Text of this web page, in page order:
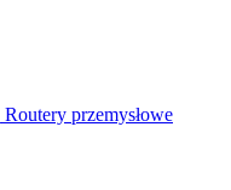
Routery przemysłowe